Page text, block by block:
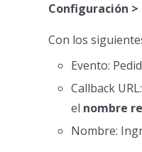
Configuración
Con los
Evento:
Callback URL:
el nombre
Nombre: